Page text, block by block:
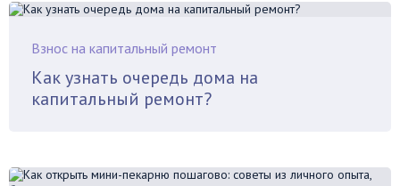
Взнос на капитальный ремонт
Как узнать очередь дома на
капитальный ремонт?